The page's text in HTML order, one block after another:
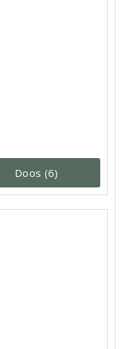
Doos (6)